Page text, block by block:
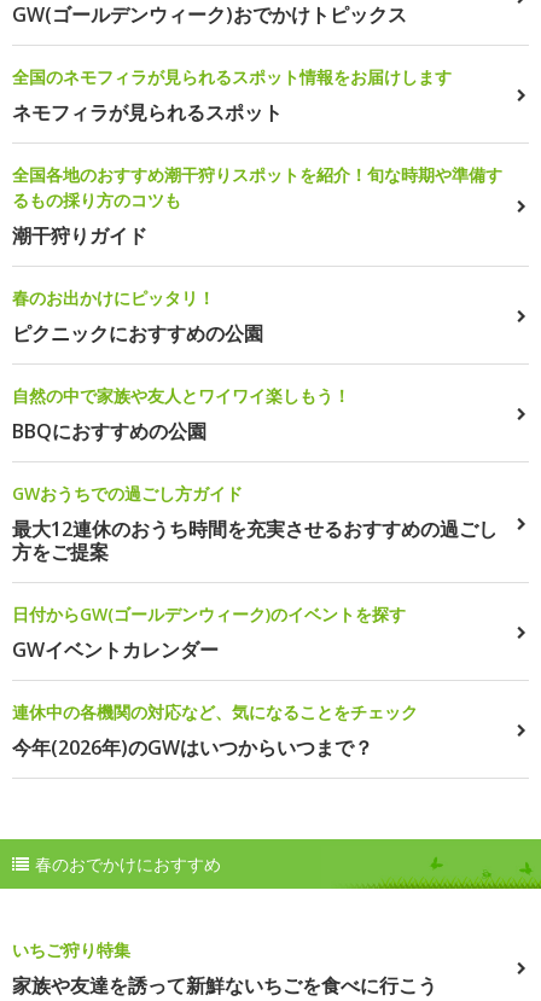
GW(ゴールデンウィーク)おでかけトピックス
全国のネモフィラが見られるスポット情報をお届けします
ネモフィラが見られるスポット
全国各地のおすすめ潮干狩りスポットを紹介！旬な時期や準備す
るもの採り方のコツも
潮干狩りガイド
春のお出かけにピッタリ！
ピクニックにおすすめの公園
自然の中で家族や友人とワイワイ楽しもう！
BBQにおすすめの公園
GWおうちでの過ごし方ガイド
最大12連休のおうち時間を充実させるおすすめの過ごし
方をご提案
日付からGW(ゴールデンウィーク)のイベントを探す
GWイベントカレンダー
連休中の各機関の対応など、気になることをチェック
今年(2026年)のGWはいつからいつまで？
春のおでかけにおすすめ
いちご狩り特集
家族や友達を誘って新鮮ないちごを食べに行こう